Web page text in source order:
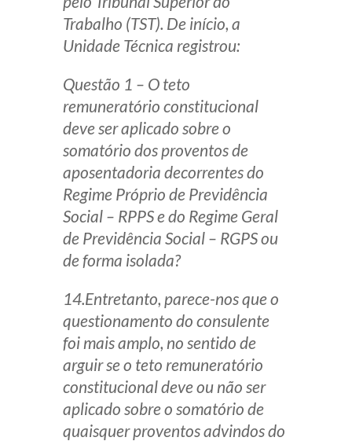
Trabalho (TST). De início, a
Unidade Técnica registrou:
Questão 1 – O teto
remuneratório constitucional
deve ser aplicado sobre o
somatório dos proventos de
aposentadoria decorrentes do
Regime Próprio de Previdência
Social – RPPS e do Regime Geral
de Previdência Social – RGPS ou
de forma isolada?
14.Entretanto, parece-nos que o
questionamento do consulente
foi mais amplo, no sentido de
arguir se o teto remuneratório
constitucional deve ou não ser
aplicado sobre o somatório de
quaisquer proventos advindos do